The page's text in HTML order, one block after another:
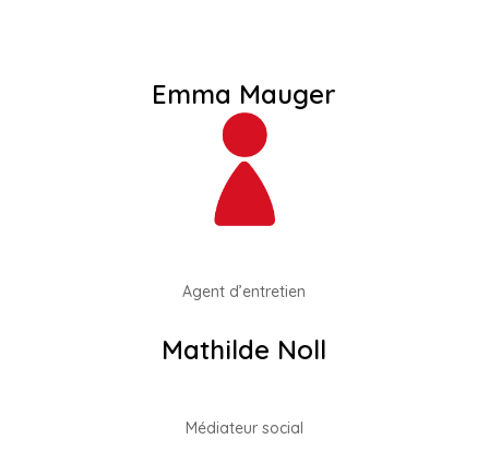
Emma Mauger
Agent d’entretien
Mathilde Noll
Médiateur social